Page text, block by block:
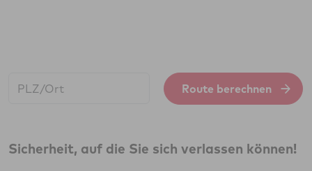
Route berechnen
Sicherheit, auf die Sie sich verlassen können!